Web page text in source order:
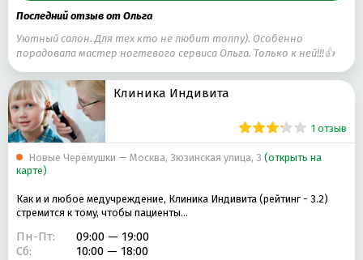
Последний отзыв от Ольга
Уютный салон. Для тех кто не любит толпу). Особенно
порадовала мастер ногтевого сервиса Ольга. Только к ней!!!👍
Клиника Индивита
1 отзыв
Новые Черёмушки — Москва, Зюзинская улица, 3 (открыть на
карте)
Как и и любое медучреждение, Клиника Индивита (рейтинг - 3.2)
стремится к тому, чтобы пациенты…
Пн-Пт:
09:00 — 19:00
Сб:
10:00 — 18:00